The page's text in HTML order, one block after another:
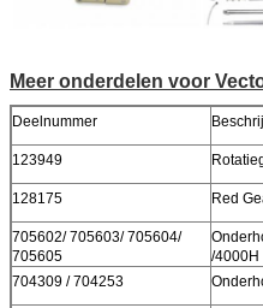
Meer onderdelen voor
Deelnummer
123949
128175 Red
705602/ 705603/ 705604/
705605
/4000H
704309 / 704253